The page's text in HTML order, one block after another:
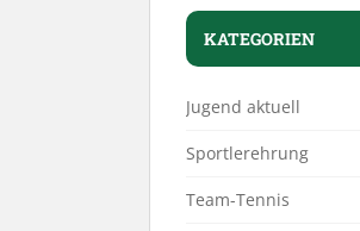
KATEGORIEN
Jugend aktuell
Sportlerehrung
Team-Tennis